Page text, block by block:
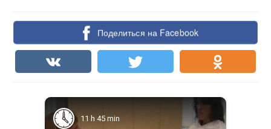
Поделиться на Facebook
11 h 45 min